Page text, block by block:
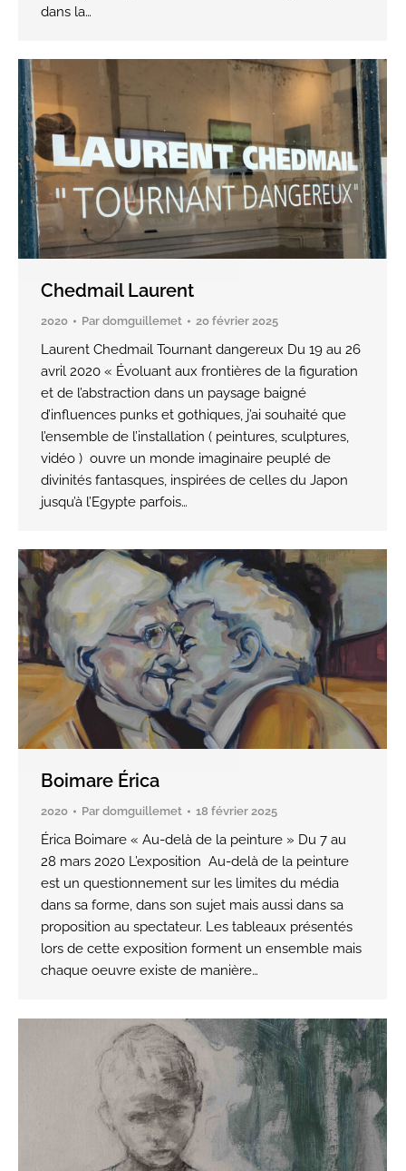
dans la…
Chedmail Laurent
2020 Par domguillemet 20 février 2025
Laurent Chedmail Tournant dangereux Du 19 au 26
avril 2020 « Évoluant aux frontières de la figuration
et de l’abstraction dans un paysage baigné
d’influences punks et gothiques, j’ai souhaité que
l’ensemble de l’installation ( peintures, sculptures,
vidéo ) ouvre un monde imaginaire peuplé de
divinités fantasques, inspirées de celles du Japon
jusqu’à l’Egypte parfois…
Boimare Érica
2020 Par domguillemet 18 février 2025
Érica Boimare « Au-delà de la peinture » Du 7 au
28 mars 2020 L’exposition Au-delà de la peinture
est un questionnement sur les limites du média
dans sa forme, dans son sujet mais aussi dans sa
proposition au spectateur. Les tableaux présentés
lors de cette exposition forment un ensemble mais
chaque oeuvre existe de manière…